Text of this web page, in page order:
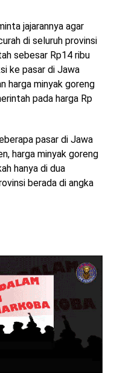
jajarannya agar
di seluruh provinsi
sebesar Rp14 ribu
ke pasar di Jawa
harga minyak goreng
pada harga Rp
pasar di Jawa
harga minyak goreng
hanya di dua
berada di angka